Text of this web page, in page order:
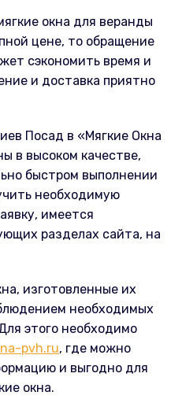
окна для веранды
цене, то обращение
сэкономить время и
и доставка приятно
Посад в «Мягкие Окна
в высоком качестве,
быстром выполнении
необходимую
имеется
разделах сайта, на
изготовленные их
необходимых
этого необходимо
pvh.ru, где можно
и выгодно для
окна.